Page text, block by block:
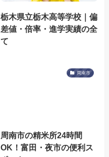
栃木県立栃木高等学校｜偏
差値・倍率・進学実績の全
て
周南市
周南市の精米所24時間
OK！富田・夜市の便利ス